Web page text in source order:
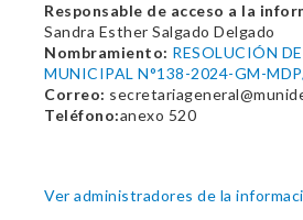
Responsable de acceso a la
Sandra Esther Salgado Delgado
Nombramiento: RESOLUCIÓN
MUNICIPAL N°138-2024-GM-
Correo:
Teléfono:anexo 520
Ver administradores de la